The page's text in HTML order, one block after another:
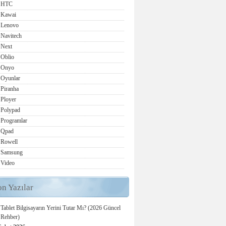
HTC
Kawai
Lenovo
Navitech
Next
Oblio
Onyo
Oyunlar
Piranha
Ployer
Polypad
Programlar
Qpad
Rowell
Samsung
Video
Yazılar
Tablet Bilgisayarın Yerini Tutar Mı? (2026 Güncel
Rehber)